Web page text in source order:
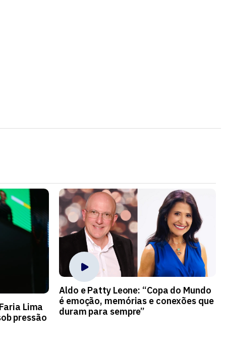
Lima
pressão
Aldo e Patty Leone: “Copa do Mundo
é emoção, memórias e conexões que
duram para sempre”